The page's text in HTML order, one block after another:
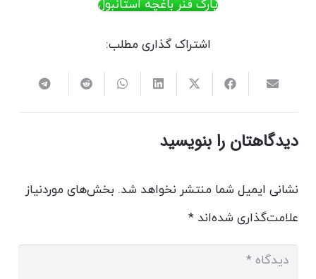
پارک فنر باغچه استانبول
اشتراک گذاری مطلب:
دیدگاهتان را بنویسید
نشانی ایمیل شما منتشر نخواهد شد. بخش‌های موردنیاز
علامت‌گذاری شده‌اند*